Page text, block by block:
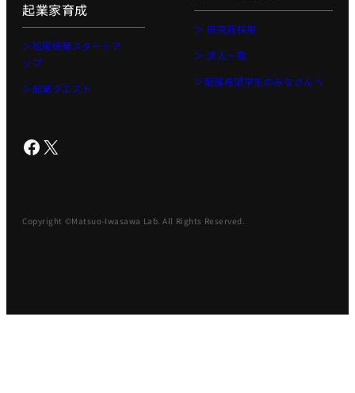
起業家育成
＞松尾研発スタートア
ップ
＞起業クエスト
＞ 研究員採用
＞ 求人一覧
＞配属希望学生のみなさんへ
Facebook X
Copyright ©Matsuo-Iwasawa Lab. All Rights Reserved.